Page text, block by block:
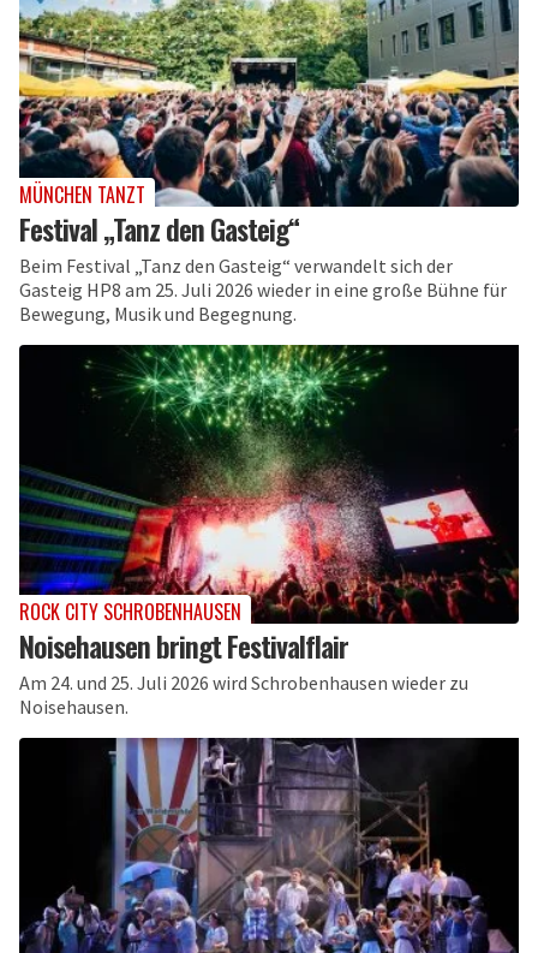
MÜNCHEN TANZT
Festival „Tanz den Gasteig“
Beim Festival „Tanz den Gasteig“ verwandelt sich der
Gasteig HP8 am 25. Juli 2026 wieder in eine große Bühne für
Bewegung, Musik und Begegnung.
ROCK CITY SCHROBENHAUSEN
Noisehausen bringt Festivalflair
Am 24. und 25. Juli 2026 wird Schrobenhausen wieder zu
Noisehausen.